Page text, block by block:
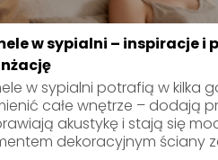
w sypialni – inspiracje i
w sypialni potrafią w kilka
całe wnętrze – dodają
akustykę i stają się
dekoracyjnym ściany